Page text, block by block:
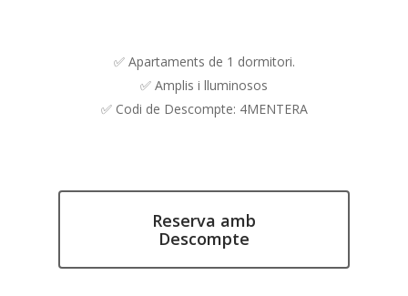
✅ Apartaments de 1 dormitori.
✅ Amplis i lluminosos
✅ Codi de Descompte: 4MENTERA
Reserva amb
Descompte